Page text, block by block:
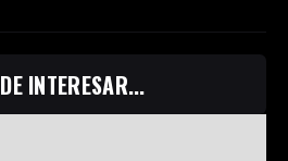
INTERESAR...